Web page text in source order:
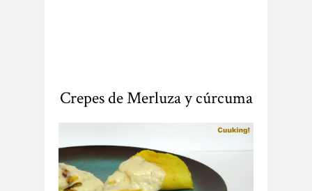
Crepes de Merluza y cúrcuma